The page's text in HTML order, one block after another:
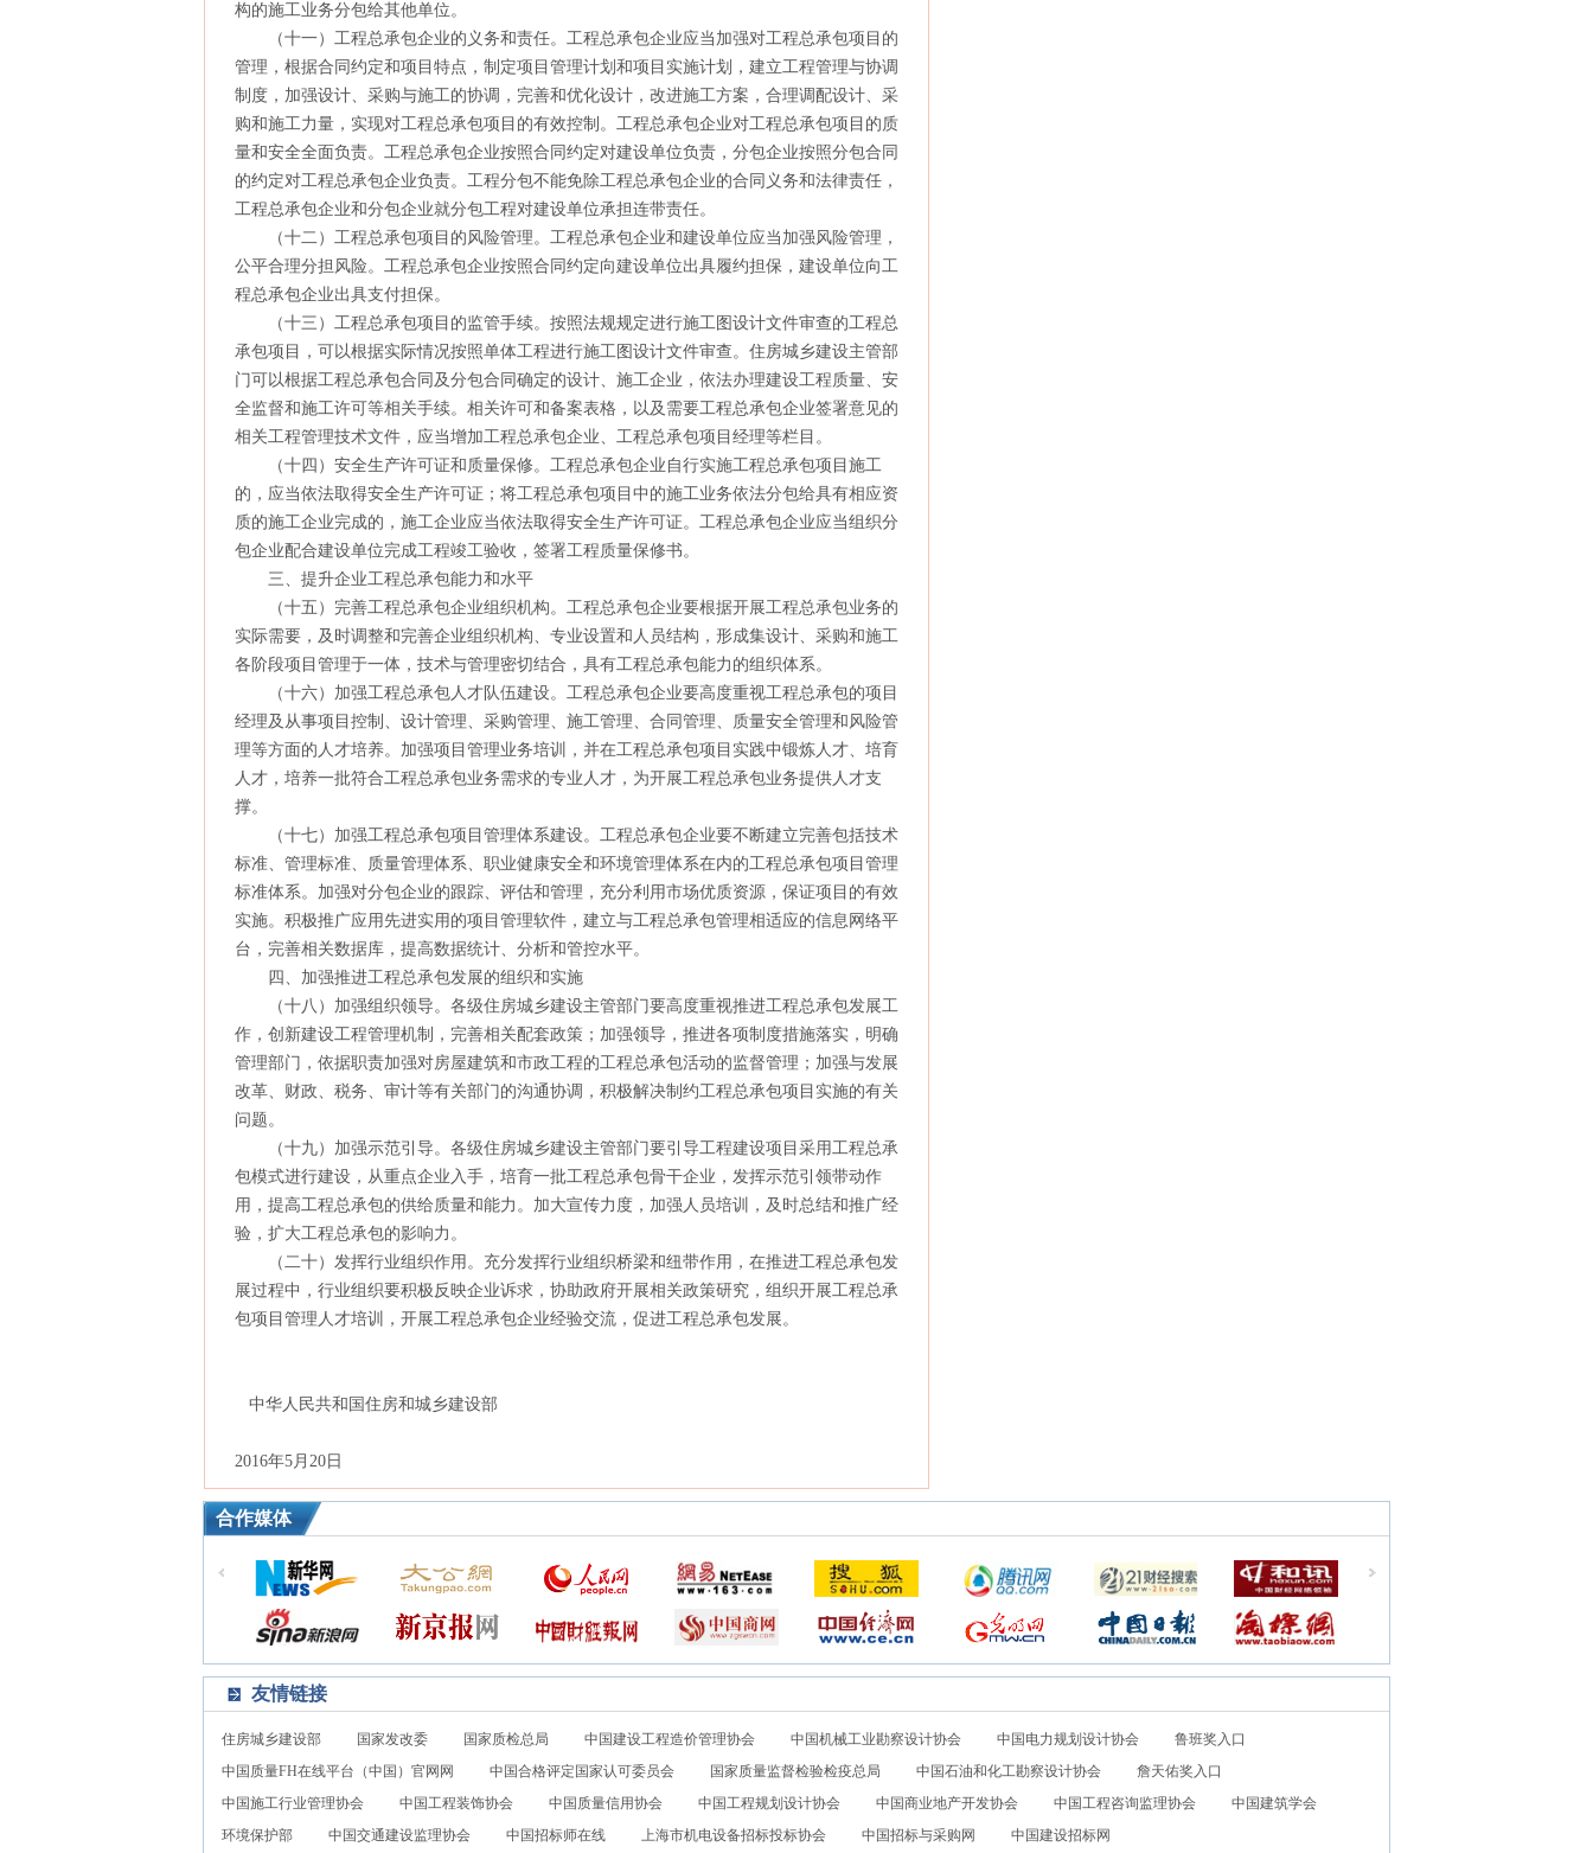
构的施工业务分包给其他单位。
（十一）工程总承包企业的义务和责任。工程总承包企业应当加强对工程总承包项目的
管理，根据合同约定和项目特点，制定项目管理计划和项目实施计划，建立工程管理与协调
制度，加强设计、采购与施工的协调，完善和优化设计，改进施工方案，合理调配设计、采
购和施工力量，实现对工程总承包项目的有效控制。工程总承包企业对工程总承包项目的质
量和安全全面负责。工程总承包企业按照合同约定对建设单位负责，分包企业按照分包合同
的约定对工程总承包企业负责。工程分包不能免除工程总承包企业的合同义务和法律责任，
工程总承包企业和分包企业就分包工程对建设单位承担连带责任。
（十二）工程总承包项目的风险管理。工程总承包企业和建设单位应当加强风险管理，
公平合理分担风险。工程总承包企业按照合同约定向建设单位出具履约担保，建设单位向工
程总承包企业出具支付担保。
（十三）工程总承包项目的监管手续。按照法规规定进行施工图设计文件审查的工程总
承包项目，可以根据实际情况按照单体工程进行施工图设计文件审查。住房城乡建设主管部
门可以根据工程总承包合同及分包合同确定的设计、施工企业，依法办理建设工程质量、安
全监督和施工许可等相关手续。相关许可和备案表格，以及需要工程总承包企业签署意见的
相关工程管理技术文件，应当增加工程总承包企业、工程总承包项目经理等栏目。
（十四）安全生产许可证和质量保修。工程总承包企业自行实施工程总承包项目施工
的，应当依法取得安全生产许可证；将工程总承包项目中的施工业务依法分包给具有相应资
质的施工企业完成的，施工企业应当依法取得安全生产许可证。工程总承包企业应当组织分
包企业配合建设单位完成工程竣工验收，签署工程质量保修书。
三、提升企业工程总承包能力和水平
（十五）完善工程总承包企业组织机构。工程总承包企业要根据开展工程总承包业务的
实际需要，及时调整和完善企业组织机构、专业设置和人员结构，形成集设计、采购和施工
各阶段项目管理于一体，技术与管理密切结合，具有工程总承包能力的组织体系。
（十六）加强工程总承包人才队伍建设。工程总承包企业要高度重视工程总承包的项目
经理及从事项目控制、设计管理、采购管理、施工管理、合同管理、质量安全管理和风险管
理等方面的人才培养。加强项目管理业务培训，并在工程总承包项目实践中锻炼人才、培育
人才，培养一批符合工程总承包业务需求的专业人才，为开展工程总承包业务提供人才支
撑。
（十七）加强工程总承包项目管理体系建设。工程总承包企业要不断建立完善包括技术
标准、管理标准、质量管理体系、职业健康安全和环境管理体系在内的工程总承包项目管理
标准体系。加强对分包企业的跟踪、评估和管理，充分利用市场优质资源，保证项目的有效
实施。积极推广应用先进实用的项目管理软件，建立与工程总承包管理相适应的信息网络平
台，完善相关数据库，提高数据统计、分析和管控水平。
四、加强推进工程总承包发展的组织和实施
（十八）加强组织领导。各级住房城乡建设主管部门要高度重视推进工程总承包发展工
作，创新建设工程管理机制，完善相关配套政策；加强领导，推进各项制度措施落实，明确
管理部门，依据职责加强对房屋建筑和市政工程的工程总承包活动的监督管理；加强与发展
改革、财政、税务、审计等有关部门的沟通协调，积极解决制约工程总承包项目实施的有关
问题。
（十九）加强示范引导。各级住房城乡建设主管部门要引导工程建设项目采用工程总承
包模式进行建设，从重点企业入手，培育一批工程总承包骨干企业，发挥示范引领带动作
用，提高工程总承包的供给质量和能力。加大宣传力度，加强人员培训，及时总结和推广经
验，扩大工程总承包的影响力。
（二十）发挥行业组织作用。充分发挥行业组织桥梁和纽带作用，在推进工程总承包发
展过程中，行业组织要积极反映企业诉求，协助政府开展相关政策研究，组织开展工程总承
包项目管理人才培训，开展工程总承包企业经验交流，促进工程总承包发展。
中华人民共和国住房和城乡建设部
2016年5月20日
合作媒体
友情链接
住房城乡建设部 国家发改委 国家质检总局 中国建设工程造价管理协会 中国机械工业勘察设计协会 中国电力规划设计协会
鲁班奖入口
中国质量FH在线平台（中国）官网网
中国合格评定国家认可委员会 国家质量监督检验检疫总局 中国石油和化工勘察设计协会
詹天佑奖入口
中国施工行业管理协会
中国工程装饰协会 中国质量信用协会 中国工程规划设计协会 中国商业地产开发协会 中国工程咨询监理协会
中国建筑学会
环境保护部
中国交通建设监理协会 中国招标师在线 上海市机电设备招标投标协会 中国招标与采购网 中国建设招标网